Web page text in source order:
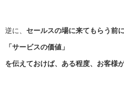
逆に、 セールスの場に来てもらう前に
「サービスの価値」
を伝えておけば、ある程度、お客様